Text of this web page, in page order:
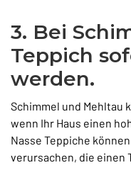
3. Bei
Teppich
werden.
Schimmel und Mehltau
wenn Ihr Haus einen
Nasse Teppiche
verursachen, die einen